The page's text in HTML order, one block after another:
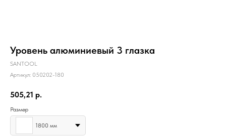
Уровень алюминиевый 3 глазка
SANTOOL
Артикул: 050202-180
505,21 р.
Размер
1800 мм